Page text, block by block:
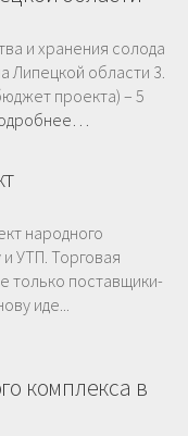
и хранения солода
Липецкой области 3.
проекта) – 5
народного
УТП. Торговая
только поставщики-
иде...
комплекса в